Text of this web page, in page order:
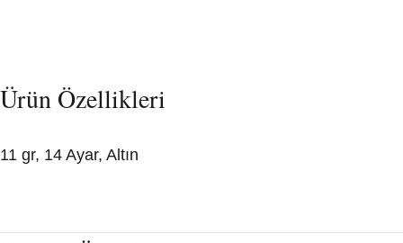
Ürün Özellikleri
11 gr, 14 Ayar, Altın